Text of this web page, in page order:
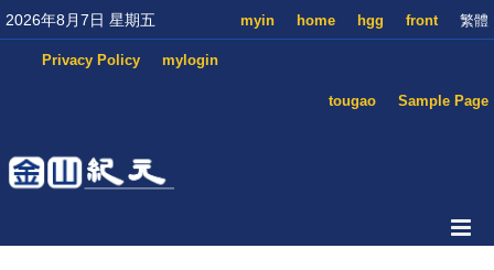
2026年8月7日 星期五 繁體
front
hgg
home
myin
mylogin
Privacy Policy
Sample Page
tougao